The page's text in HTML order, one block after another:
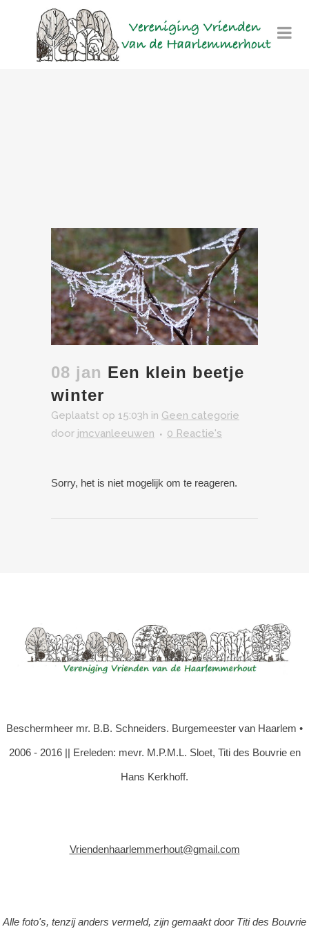
08 jan Een klein beetje
winter
Geplaatst op 15:03h in Geen categorie
door jmcvanleeuwen 0 Reactie's
Sorry, het is niet mogelijk om te reageren.
Beschermheer mr. B.B. Schneiders. Burgemeester van Haarlem •
2006 - 2016 || Ereleden: mevr. M.P.M.L. Sloet, Titi des Bouvrie en
Hans Kerkhoff.
Vriendenhaarlemmerhout@gmail.com
Alle foto's, tenzij anders vermeld, zijn gemaakt door Titi des Bouvrie